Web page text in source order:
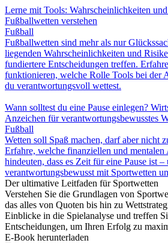
Lerne mit Tools: Wahrscheinlichkeiten
Fußballwetten verstehen
Fußball
Fußballwetten sind mehr als nur
liegenden Wahrscheinlichkeiten und
fundiertere Entscheidungen treffen.
funktionieren, welche Rolle Tools bei der
du verantwortungsvoll wettest.
Wann solltest du eine Pause einlegen?
Anzeichen für verantwortungsbewusstes
Fußball
Wetten soll Spaß machen, darf aber nicht
Erfahre, welche finanziellen und mentalen
hindeuten, dass es Zeit für eine Pause ist
verantwortungsbewusst mit Sportwetten
Der ultimative Leitfaden für Sportwetten
Verstehen Sie die Grundlagen von
das alles von Quoten bis hin zu
Einblicke in die Spielanalyse und treffen
Entscheidungen, um Ihren Erfolg zu
E-Book herunterladen